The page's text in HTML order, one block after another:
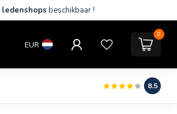
ledenshops beschikbaar !
EUR
0
8.5